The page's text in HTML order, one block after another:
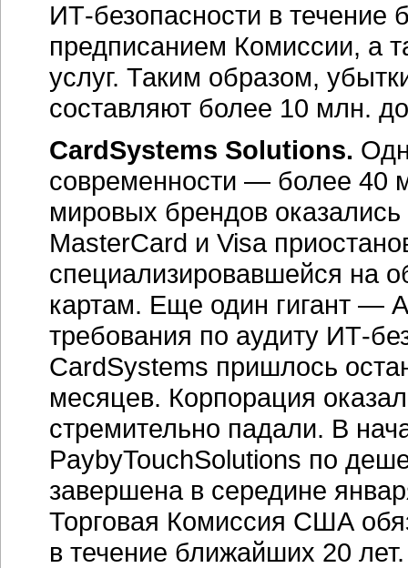
ИТ-безопасности в течение
предписанием Комиссии, а
услуг. Таким образом,
составляют более 10 млн.
CardSystems Solutions.
современности — более 40
мировых брендов
MasterCard и Visa
специализировавшейся на
картам. Еще один гигант —
требования по аудиту ИТ-
CardSystems пришлось
месяцев. Корпорация
стремительно падали. В
PaybyTouchSolutions по
завершена в середине
Торговая Комиссия США
в течение ближайших 20 лет.